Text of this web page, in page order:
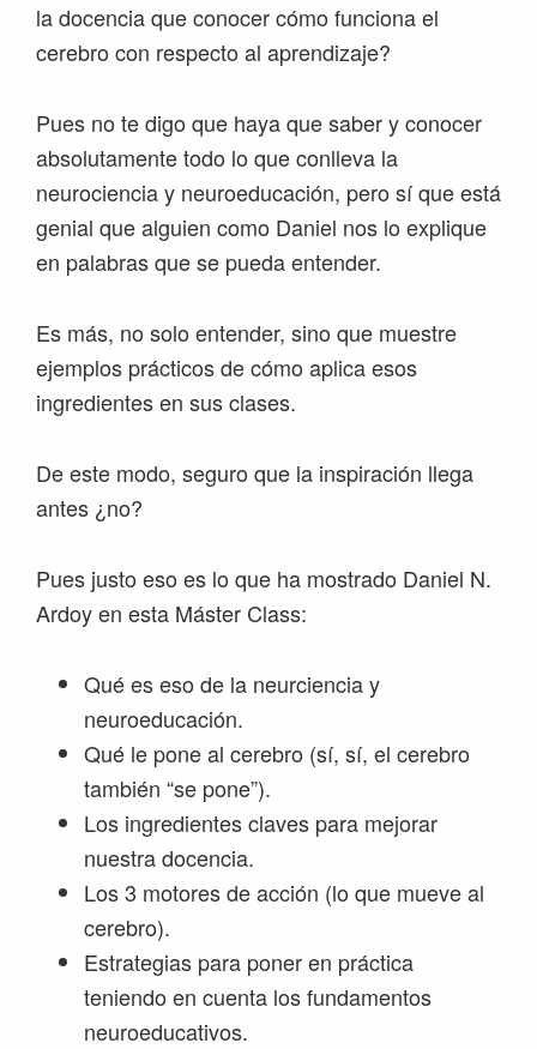
la docencia que conocer cómo funciona el
cerebro con respecto al aprendizaje?
Pues no te digo que haya que saber y conocer
absolutamente todo lo que conlleva la
neurociencia y neuroeducación, pero sí que está
genial que alguien como Daniel nos lo explique
en palabras que se pueda entender.
Es más, no solo entender, sino que muestre
ejemplos prácticos de cómo aplica esos
ingredientes en sus clases.
De este modo, seguro que la inspiración llega
antes ¿no?
Pues justo eso es lo que ha mostrado Daniel N.
Ardoy en esta Máster Class:
Qué es eso de la neurciencia y
neuroeducación.
Qué le pone al cerebro (sí, sí, el cerebro
también “se pone”).
Los ingredientes claves para mejorar
nuestra docencia.
Los 3 motores de acción (lo que mueve al
cerebro).
Estrategias para poner en práctica
teniendo en cuenta los fundamentos
neuroeducativos.